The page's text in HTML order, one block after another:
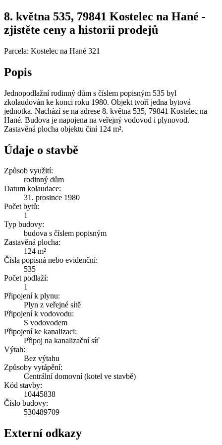
8. května 535, 79841 Kostelec na Hané -
zjistěte ceny a historii prodejů
Parcela: Kostelec na Hané 321
Popis
Jednopodlažní rodinný dům s číslem popisným 535 byl
zkolaudován ke konci roku 1980. Objekt tvoří jedna bytová
jednotka. Nachází se na adrese 8. května 535, 79841 Kostelec na
Hané. Budova je napojena na veřejný vodovod i plynovod.
Zastavěná plocha objektu činí 124 m².
Údaje o stavbě
Způsob využití:
rodinný dům
Datum kolaudace:
31. prosince 1980
Počet bytů:
1
Typ budovy:
budova s číslem popisným
Zastavěná plocha:
124 m²
Čísla popisná nebo evidenční:
535
Počet podlaží:
1
Připojení k plynu:
Plyn z veřejné sítě
Připojení k vodovodu:
S vodovodem
Připojení ke kanalizaci:
Připoj na kanalizační síť
Výtah:
Bez výtahu
Způsoby vytápění:
Centrální domovní (kotel ve stavbě)
Kód stavby:
10445838
Číslo budovy:
530489709
Externí odkazy